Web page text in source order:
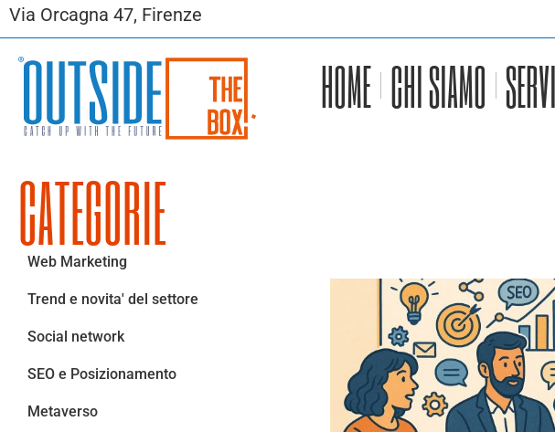
Via Orcagna 47, Firenze
HOME CHI SIAMO
CATEGORIE
Web Marketing
Trend e novita' del settore
Social network
SEO e Posizionamento
Metaverso